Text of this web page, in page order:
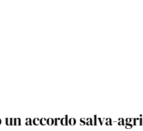
accordo salva-